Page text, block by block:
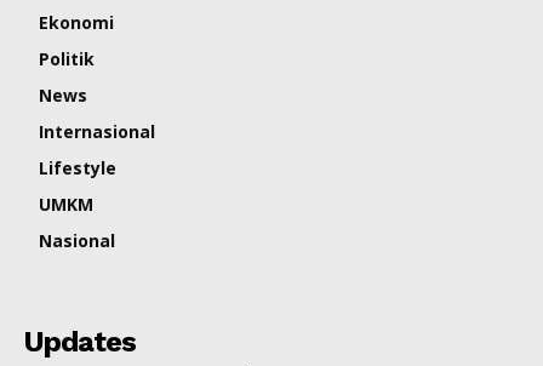
Ekonomi
Politik
News
Internasional
Lifestyle
UMKM
Nasional
Updates